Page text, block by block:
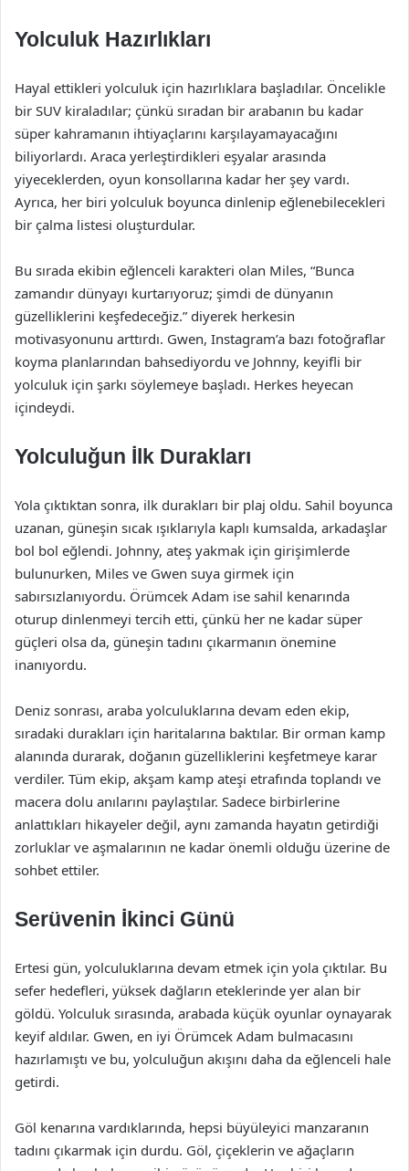
Yolculuk Hazırlıkları
Hayal ettikleri yolculuk için hazırlıklara başladılar. Öncelikle
bir SUV kiraladılar; çünkü sıradan bir arabanın bu kadar
süper kahramanın ihtiyaçlarını karşılayamayacağını
biliyorlardı. Araca yerleştirdikleri eşyalar arasında
yiyeceklerden, oyun konsollarına kadar her şey vardı.
Ayrıca, her biri yolculuk boyunca dinlenip eğlenebilecekleri
bir çalma listesi oluşturdular.
Bu sırada ekibin eğlenceli karakteri olan Miles, “Bunca
zamandır dünyayı kurtarıyoruz; şimdi de dünyanın
güzelliklerini keşfedeceğiz.” diyerek herkesin
motivasyonunu arttırdı. Gwen, Instagram’a bazı fotoğraflar
koyma planlarından bahsediyordu ve Johnny, keyifli bir
yolculuk için şarkı söylemeye başladı. Herkes heyecan
içindeydi.
Yolculuğun İlk Durakları
Yola çıktıktan sonra, ilk durakları bir plaj oldu. Sahil boyunca
uzanan, güneşin sıcak ışıklarıyla kaplı kumsalda, arkadaşlar
bol bol eğlendi. Johnny, ateş yakmak için girişimlerde
bulunurken, Miles ve Gwen suya girmek için
sabırsızlanıyordu. Örümcek Adam ise sahil kenarında
oturup dinlenmeyi tercih etti, çünkü her ne kadar süper
güçleri olsa da, güneşin tadını çıkarmanın önemine
inanıyordu.
Deniz sonrası, araba yolculuklarına devam eden ekip,
sıradaki durakları için haritalarına baktılar. Bir orman kamp
alanında durarak, doğanın güzelliklerini keşfetmeye karar
verdiler. Tüm ekip, akşam kamp ateşi etrafında toplandı ve
macera dolu anılarını paylaştılar. Sadece birbirlerine
anlattıkları hikayeler değil, aynı zamanda hayatın getirdiği
zorluklar ve aşmalarının ne kadar önemli olduğu üzerine de
sohbet ettiler.
Serüvenin İkinci Günü
Ertesi gün, yolculuklarına devam etmek için yola çıktılar. Bu
sefer hedefleri, yüksek dağların eteklerinde yer alan bir
göldü. Yolculuk sırasında, arabada küçük oyunlar oynayarak
keyif aldılar. Gwen, en iyi Örümcek Adam bulmacasını
hazırlamıştı ve bu, yolculuğun akışını daha da eğlenceli hale
getirdi.
Göl kenarına vardıklarında, hepsi büyüleyici manzaranın
tadını çıkarmak için durdu. Göl, çiçeklerin ve ağaçların